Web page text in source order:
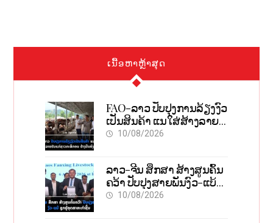
ເນື້ອຫາຫຼ້າສຸດ
FAO-ລາວ ປັບປຸງການລ້ຽງງົວ
ເປັນສິນຄ້າ ແນໃສ່ສ້າງລາຍ
ຮັບແກ່ຊາວກະສິກອນຢ່າງຍືນ
10/08/2026
ລາວ-ຈີນ ສຶກສາ ສ້າງສູນຄົ້ນ
ຄວ້າ ປັບປຸງສາຍພັນງົວ-ແບ້
ຊຸກຍູ້ອຸດສາຫະກຳຊີ້ນ
10/08/2026